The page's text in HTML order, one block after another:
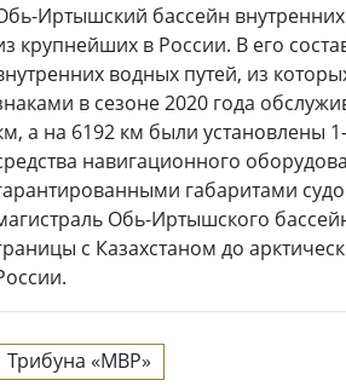
Иртышский бассейн
крупнейших в России. В его
водных путей, из
в сезоне 2020 года
а на 6192 км были установлены
навигационного
габаритами
Обь-Иртышского
с Казахстаном до
Трибуна «МВР»